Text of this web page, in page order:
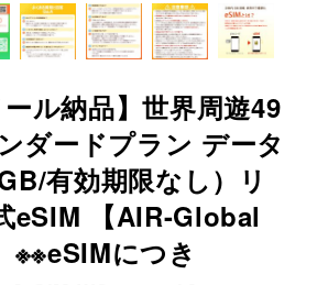
ール納品】世界周遊49
ダードプラン データ
有効期限なし）リ
eSIM 【AIR-Global
※※eSIMにつき